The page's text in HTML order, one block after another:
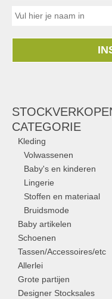
CATEGORIE
Kleding
Volwassenen
Baby's en kinderen
Lingerie
Stoffen en materiaal
Bruidsmode
Baby artikelen
Schoenen
Tassen/Accessoires/etc
Allerlei
Grote partijen
Designer Stocksales